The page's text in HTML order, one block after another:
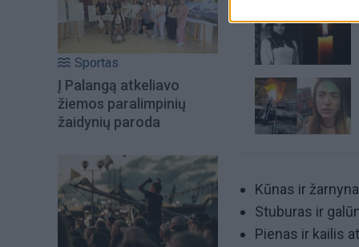
Sportas
Į Palangą atkeliavo
žiemos paralimpinių
žaidynių paroda
Kūnas ir
Stuburas ir
Pienas ir kailis